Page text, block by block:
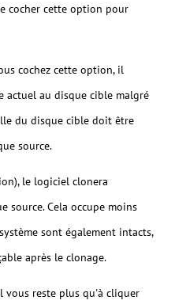
cocher cette option pour
cochez cette option, il
actuel au disque cible malgré
du disque cible doit être
source.
le logiciel clonera
source. Cela occupe moins
sont également intacts,
après le clonage.
vous reste plus qu'à cliquer